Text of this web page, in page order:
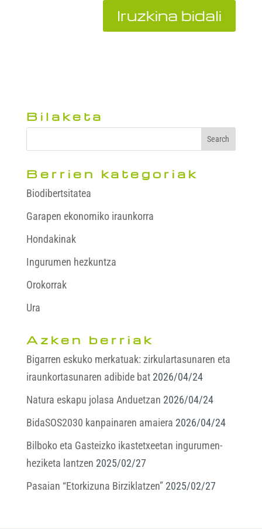
Bilaketa
Berrien kategoriak
Biodibertsitatea
Garapen ekonomiko iraunkorra
Hondakinak
Ingurumen hezkuntza
Orokorrak
Ura
Azken berriak
Bigarren eskuko merkatuak: zirkulartasunaren eta
iraunkortasunaren adibide bat 2026/04/24
Natura eskapu jolasa Anduetzan 2026/04/24
BidaSOS2030 kanpainaren amaiera 2026/04/24
Bilboko eta Gasteizko ikastetxeetan ingurumen-
heziketa lantzen 2025/02/27
Pasaian “Etorkizuna Birziklatzen” 2025/02/27